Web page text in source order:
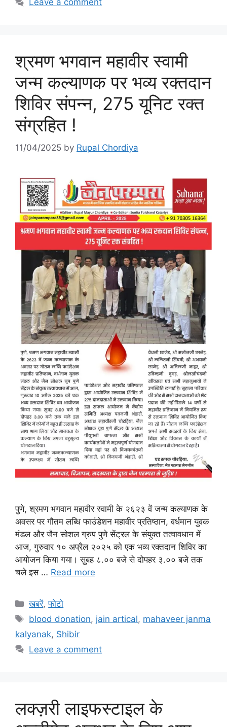
Leave a comment
श्रमण भगवान महावीर स्वामी
जन्म कल्याणक पर भव्य रक्तदान
शिविर संपन्न, 275 यूनिट रक्त
संग्रहित !
11/04/2025 by Rupal Chordiya
पुणे, श्रमण भगवान महावीर स्वामी के २६२३ वें जन्म कल्याणक के
अवसर पर गौतम लब्धि फाउंडेशन महावीर प्रतिष्ठान, वर्धमान युवक
मंडल और जैन सोशल ग्रुप पुणे सेंट्रल के संयुक्त तत्वावधान में
आज, गुरुवार १० अप्रैल २०२५ को एक भव्य रक्तदान शिविर का
आयोजन किया गया। सुबह ८.०० बजे से दोपहर ३.०० बजे तक
चले इस … Read more
Categories
खबरें,फोटो
Tags
blood donation, jain artical, mahaveer janma
kalyanak, Shibir
Leave a comment
लक्ज़री लाइफस्टाइल के